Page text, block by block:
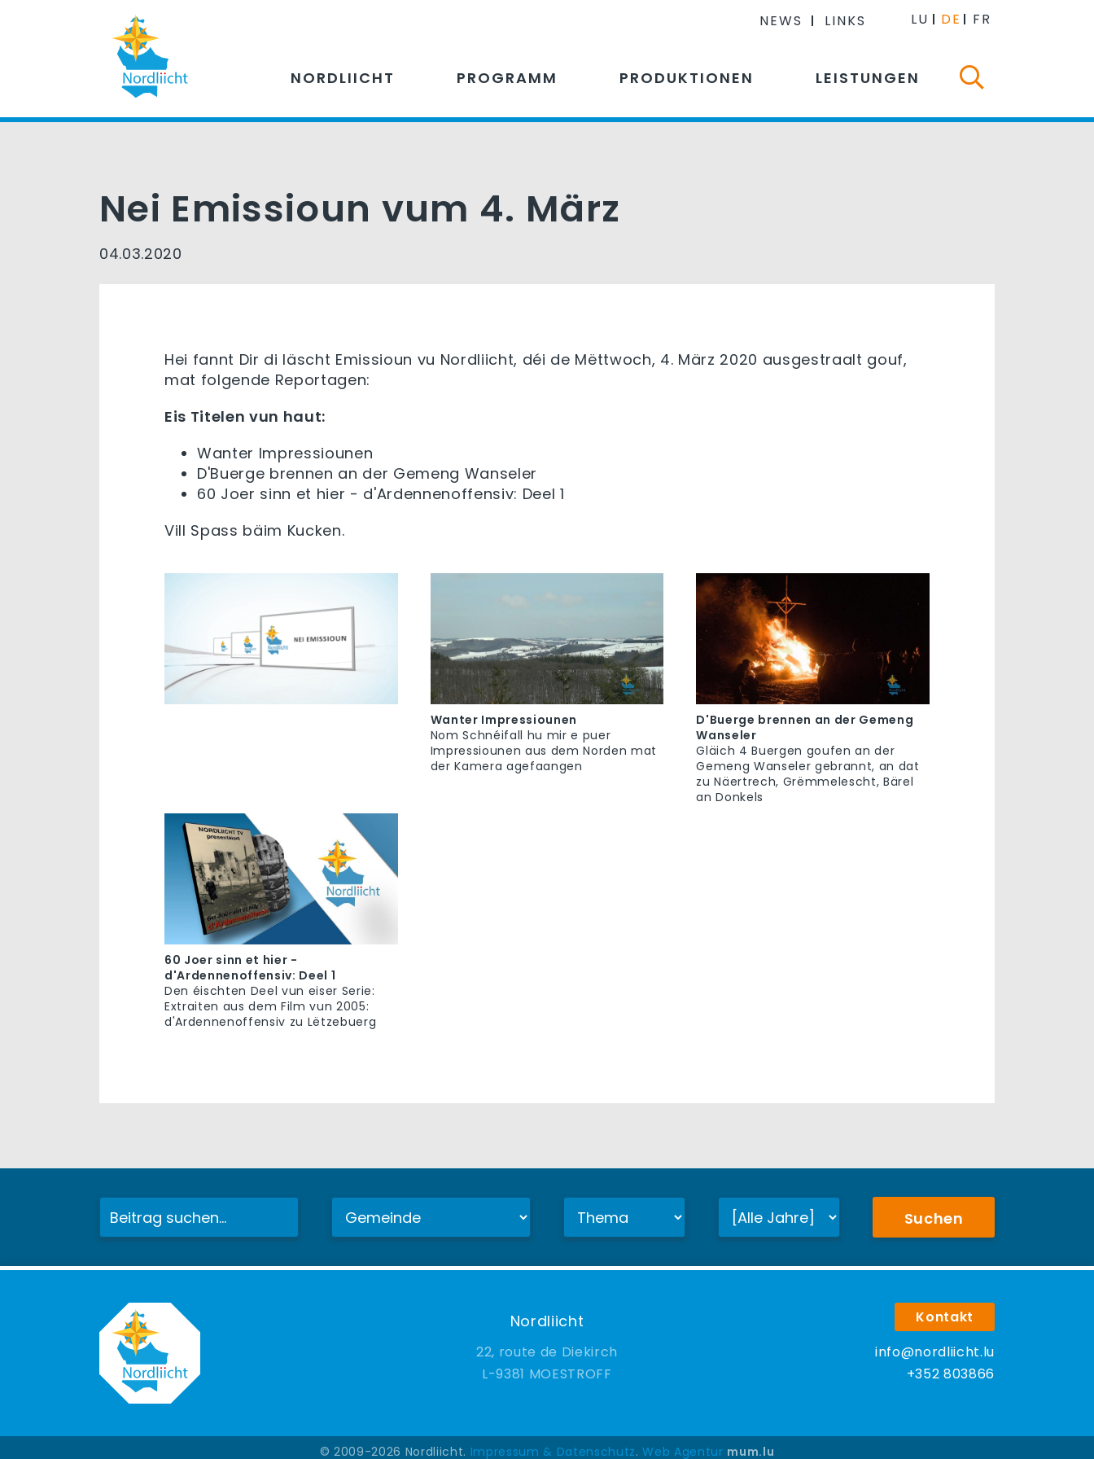
NEWS LINKS LU DE FR
NORDLIICHT PROGRAMM PRODUKTIONEN LEISTUNGEN
Nei Emissioun vum 4. März
04.03.2020
Hei fannt Dir di läscht Emissioun vu Nordliicht, déi de Mëttwoch, 4. März 2020 ausgestraalt gouf,
mat folgende Reportagen:
Eis Titelen vun haut:
Wanter Impressiounen
D'Buerge brennen an der Gemeng Wanseler
60 Joer sinn et hier - d'Ardennenoffensiv: Deel 1
Vill Spass bäim Kucken.
Wanter Impressiounen
Nom Schnéifall hu mir e puer
Impressiounen aus dem Norden mat
der Kamera agefaangen
D'Buerge brennen an der Gemeng
Wanseler
Gläich 4 Buergen goufen an der
Gemeng Wanseler gebrannt, an dat
zu Näertrech, Grëmmelescht, Bärel
an Donkels
60 Joer sinn et hier -
d'Ardennenoffensiv: Deel 1
Den éischten Deel vun eiser Serie:
Extraiten aus dem Film vun 2005:
d'Ardennenoffensiv zu Lëtzebuerg
Suchen
Nordliicht
22, route de Diekirch
9381 MOESTROFF
Kontakt
info@nordliicht.lu
+352 803866
© 2009-2026 Nordliicht. Impressum & Datenschutz.Web Agentur mum.lu